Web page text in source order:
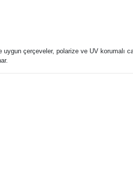
çerçeveler, polarize ve UV korumalı